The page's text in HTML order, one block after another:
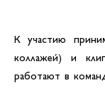
К участию
коллажей) и
работают в